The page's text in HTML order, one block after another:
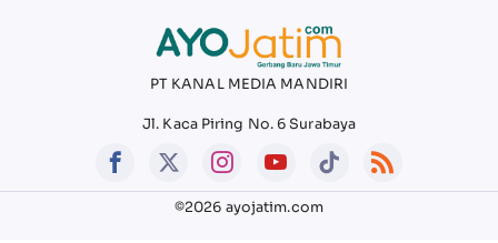
PT KANAL MEDIA MANDIRI
Jl. Kaca Piring No. 6 Surabaya
©2026 ayojatim.com